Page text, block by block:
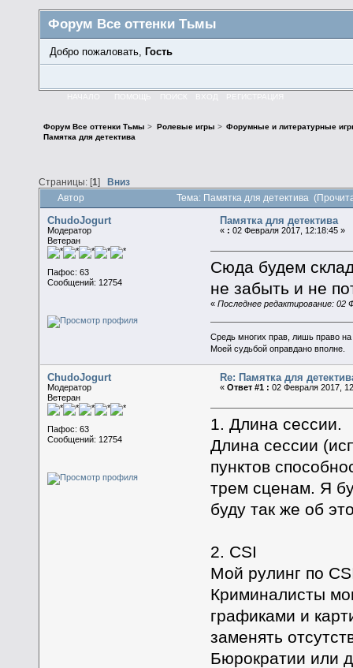
Форум Все оттенки Тьмы
Добро пожаловать, Гость
НАЧАЛО ПОМОЩЬ ПОИСК ВХОД РЕГИСТРАЦИЯ
Форум Все оттенки Тьмы > Ролевые игры > Форумные и литературные
Памятка для детектива
Страницы: [1] Вниз
Автор Тема: Памятка для детектива
ChudoJogurt
Модератор
Ветеран
Пафос: 63
Сообщений: 12754
Памятка для детектива
« : 02 Февраля 2017, 12:18:45 »
Cюда будем
не забыть и не
« Последнее редактирование: 02
Средь многих прав, лишь право
Моей судьбой оправдано вполне.
ChudoJogurt
Модератор
Ветеран
Пафос: 63
Сообщений: 12754
Re: Памятка для
«Ответ #1 : 02 Февраля 2017,
1. Длина сессии.
Длина сессии
пунктов
трем сценам. Я
буду так же об
2. CSI
Мой рулинг по
Криминалисты
графиками и
заменять
Бюрократии или